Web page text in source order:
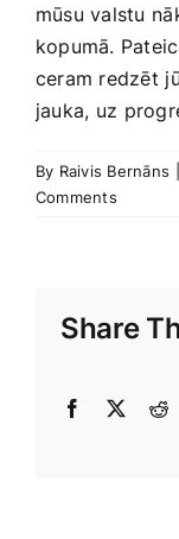
mūsu valstu
kopumā.
ceram redzēt⁤
jauka, ‍uz⁣
By Raivis Bernāns
Comments
Share
Facebook
X